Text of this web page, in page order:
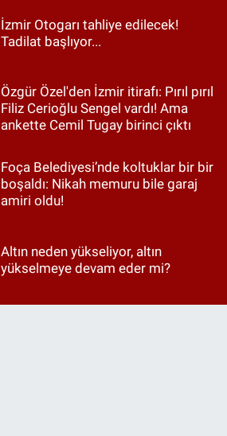
İzmir Otogarı tahliye edilecek!
Tadilat başlıyor...
Özgür Özel'den İzmir itirafı: Pırıl pırıl
Filiz Cerioğlu Sengel vardı! Ama
ankette Cemil Tugay birinci çıktı
Foça Belediyesi’nde koltuklar bir bir
boşaldı: Nikah memuru bile garaj
amiri oldu!
Altın neden yükseliyor, altın
yükselmeye devam eder mi?